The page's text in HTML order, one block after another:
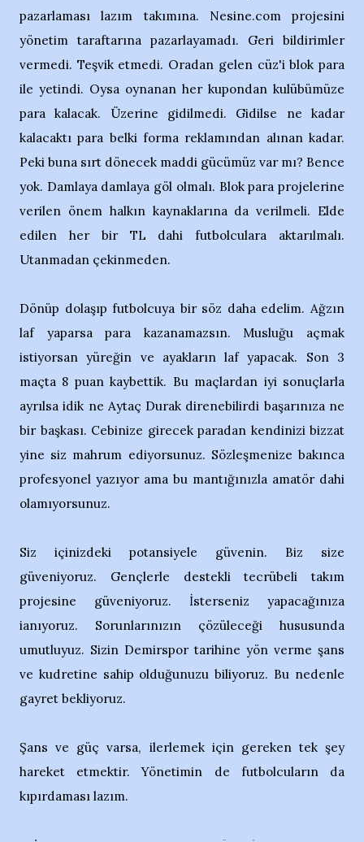
pazarlaması lazım takımına. Nesine.com projesini
yönetim taraftarına pazarlayamadı. Geri bildirimler
vermedi. Teşvik etmedi. Oradan gelen cüz'i blok para
ile yetindi. Oysa oynanan her kupondan kulübümüze
para kalacak. Üzerine gidilmedi. Gidilse ne kadar
kalacaktı para belki forma reklamından alınan kadar.
Peki buna sırt dönecek maddi gücümüz var mı? Bence
yok. Damlaya damlaya göl olmalı. Blok para projelerine
verilen önem halkın kaynaklarına da verilmeli. Elde
edilen her bir TL dahi futbolculara aktarılmalı.
Utanmadan çekinmeden.
Dönüp dolaşıp futbolcuya bir söz daha edelim. Ağzın
laf yaparsa para kazanamazsın. Musluğu açmak
istiyorsan yüreğin ve ayakların laf yapacak. Son 3
maçta 8 puan kaybettik. Bu maçlardan iyi sonuçlarla
ayrılsa idik ne Aytaç Durak direnebilirdi başarınıza ne
bir başkası. Cebinize girecek paradan kendinizi bizzat
yine siz mahrum ediyorsunuz. Sözleşmenize bakınca
profesyonel yazıyor ama bu mantığınızla amatör dahi
olamıyorsunuz.
Siz içinizdeki potansiyele güvenin. Biz size
güveniyoruz. Gençlerle destekli tecrübeli takım
projesine güveniyoruz. İsterseniz yapacağınıza
ianıyoruz. Sorunlarınızın çözüleceği hususunda
umutluyuz. Sizin Demirspor tarihine yön verme şans
ve kudretine sahip olduğunuzu biliyoruz. Bu nedenle
gayret bekliyoruz.
Şans ve güç varsa, ilerlemek için gereken tek şey
hareket etmektir. Yönetimin de futbolcuların da
kıpırdaması lazım.